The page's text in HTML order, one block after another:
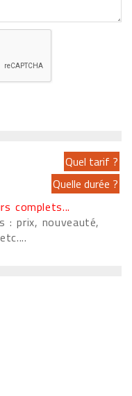
complets...
: prix, nouveauté,